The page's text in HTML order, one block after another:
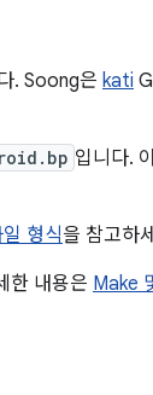
. Soong은 kati
입니다.
형식을 참고하
한 내용은 Make